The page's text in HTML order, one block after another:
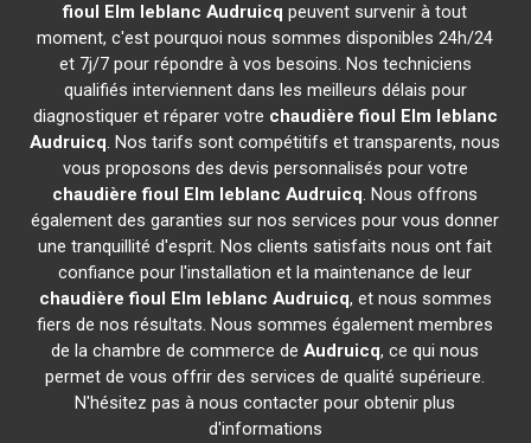
fioul Elm leblanc Audruicq peuvent survenir à tout
moment, c'est pourquoi nous sommes disponibles 24h/24
et 7j/7 pour répondre à vos besoins. Nos techniciens
qualifiés interviennent dans les meilleurs délais pour
diagnostiquer et réparer votre chaudière fioul Elm leblanc
Audruicq. Nos tarifs sont compétitifs et transparents, nous
vous proposons des devis personnalisés pour votre
chaudière fioul Elm leblanc Audruicq. Nous offrons
également des garanties sur nos services pour vous donner
une tranquillité d'esprit. Nos clients satisfaits nous ont fait
confiance pour l'installation et la maintenance de leur
chaudière fioul Elm leblanc Audruicq, et nous sommes
fiers de nos résultats. Nous sommes également membres
de la chambre de commerce deAudruicq, ce qui nous
permet de vous offrir des services de qualité supérieure.
N'hésitez pas à nous contacter pour obtenir plus
d'informations